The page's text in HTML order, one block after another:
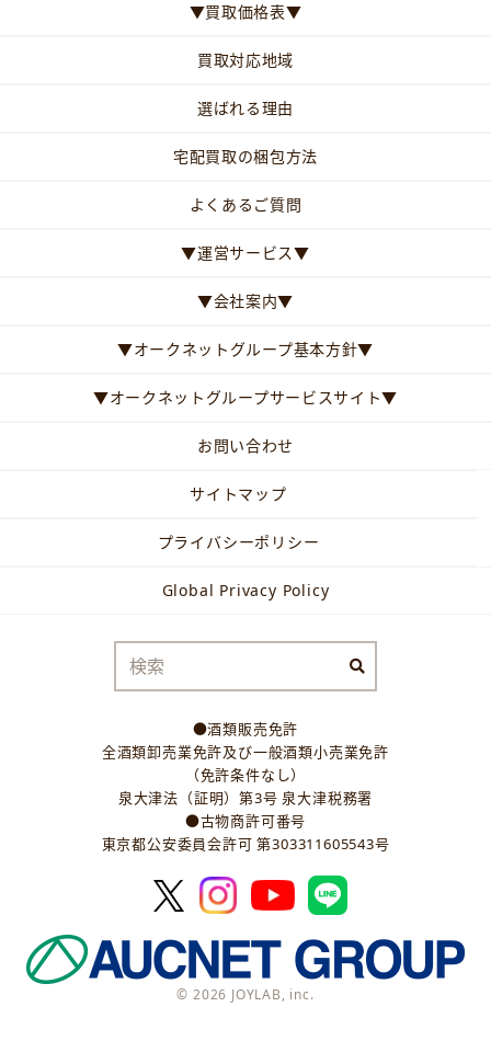
▼買取価格表▼
買取対応地域
選ばれる理由
宅配買取の梱包方法
よくあるご質問
▼運営サービス▼
▼会社案内▼
▼オークネットグループ基本方針▼
▼オークネットグループサービスサイト▼
お問い合わせ
サイトマップ
プライバシーポリシー
Global Privacy Policy
●酒類販売免許
全酒類卸売業免許及び一般酒類小売業免許
（免許条件なし）
泉大津法（証明）第3号 泉大津税務署
●古物商許可番号
東京都公安委員会許可 第303311605543号
© 2026 JOYLAB, inc.